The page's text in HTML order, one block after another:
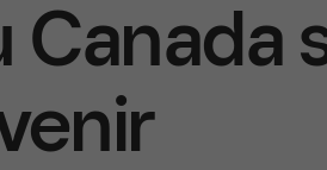
Canada